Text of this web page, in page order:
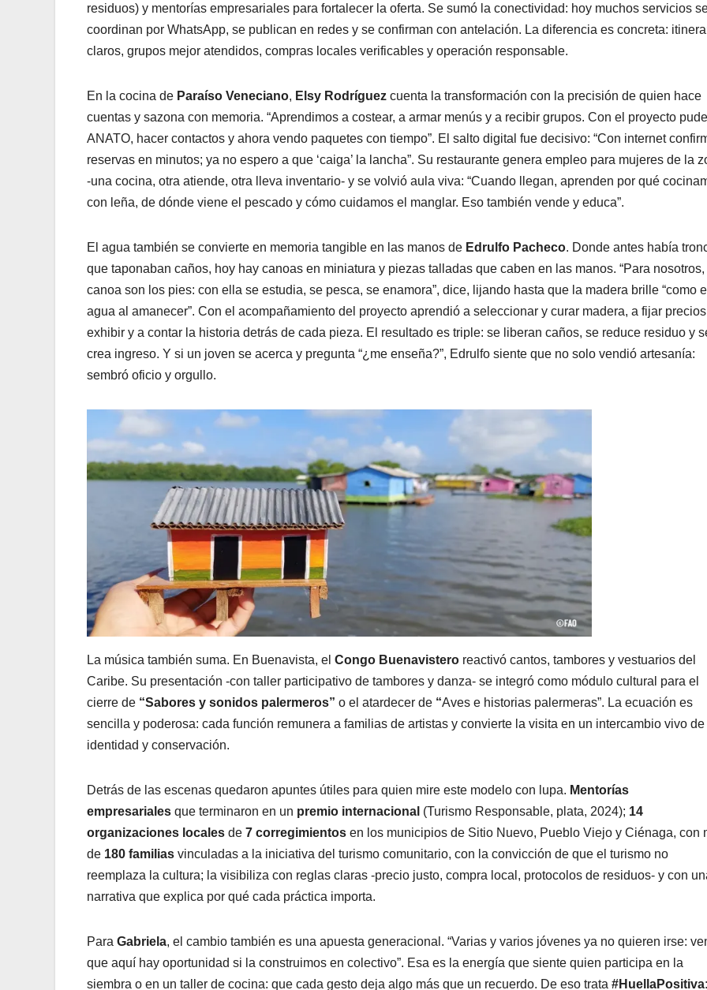
residuos) y mentorías empresariales para fortalecer la oferta. Se sumó la conectividad: hoy muchos servicios
coordinan por WhatsApp, se publican en redes y se confirman con antelación. La diferencia es concreta:
claros, grupos mejor atendidos, compras locales verificables y operación responsable.
En la cocina de Paraíso Veneciano, Elsy Rodríguez cuenta la transformación con la precisión de quien hace
cuentas y sazona con memoria. “Aprendimos a costear, a armar menús y a recibir grupos. Con el proyecto
ANATO, hacer contactos y ahora vendo paquetes con tiempo”. El salto digital fue decisivo: “Con internet
reservas en minutos; ya no espero a que ‘caiga’ la lancha”. Su restaurante genera empleo para mujeres de la
-una cocina, otra atiende, otra lleva inventario- y se volvió aula viva: “Cuando llegan, aprenden por qué
con leña, de dónde viene el pescado y cómo cuidamos el manglar. Eso también vende y educa”.
El agua también se convierte en memoria tangible en las manos de Edrulfo Pacheco. Donde antes había
que taponaban caños, hoy hay canoas en miniatura y piezas talladas que caben en las manos. “Para nosotros,
canoa son los pies: con ella se estudia, se pesca, se enamora”, dice, lijando hasta que la madera brille “como el
agua al amanecer”. Con el acompañamiento del proyecto aprendió a seleccionar y curar madera, a fijar
exhibir y a contar la historia detrás de cada pieza. El resultado es triple: se liberan caños, se reduce residuo y
crea ingreso. Y si un joven se acerca y pregunta “¿me enseña?”, Edrulfo siente que no solo vendió artesanía:
sembró oficio y orgullo.
La música también suma. En Buenavista, el Congo Buenavistero reactivó cantos, tambores y vestuarios del
Caribe. Su presentación -con taller participativo de tambores y danza- se integró como módulo cultural para el
cierre de “Sabores y sonidos palermeros” o el atardecer de “Aves e historias palermeras”. La ecuación es
sencilla y poderosa: cada función remunera a familias de artistas y convierte la visita en un intercambio vivo de
identidad y conservación.
Detrás de las escenas quedaron apuntes útiles para quien mire este modelo con lupa. Mentorías
empresariales que terminaron en un premio internacional (Turismo Responsable, plata, 2024); 14
organizaciones locales de 7 corregimientos en los municipios de Sitio Nuevo, Pueblo Viejo y Ciénaga, con
de 180 familias vinculadas a la iniciativa del turismo comunitario, con la convicción de que el turismo no
reemplaza la cultura; la visibiliza con reglas claras -precio justo, compra local, protocolos de residuos- y con
narrativa que explica por qué cada práctica importa.
Para Gabriela, el cambio también es una apuesta generacional. “Varias y varios jóvenes ya no quieren irse:
que aquí hay oportunidad si la construimos en colectivo”. Esa es la energía que siente quien participa en la
siembra o en un taller de cocina: que cada gesto deja algo más que un recuerdo. De eso trata #HuellaPositiva